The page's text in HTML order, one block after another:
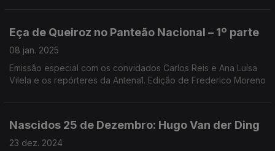
Eça de Queiroz no Panteão Nacional – 1º parte
08 jan. 2025
Emissão especial com os convidados Carlos Reis e Ana Luísa
Vilela e os repórteres da Antena1. Edição de Frederico Moreno
Nascidos 25 de Dezembro: Hugo Van der Ding
23 dez. 2024